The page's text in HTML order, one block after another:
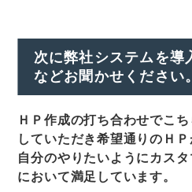
次に弊社システムを導
などお聞かせください。
ＨＰ作成の打ち合わせでこ
していただき希望通りのＨＰ
自分のやりたいようにカス
において満足しています。